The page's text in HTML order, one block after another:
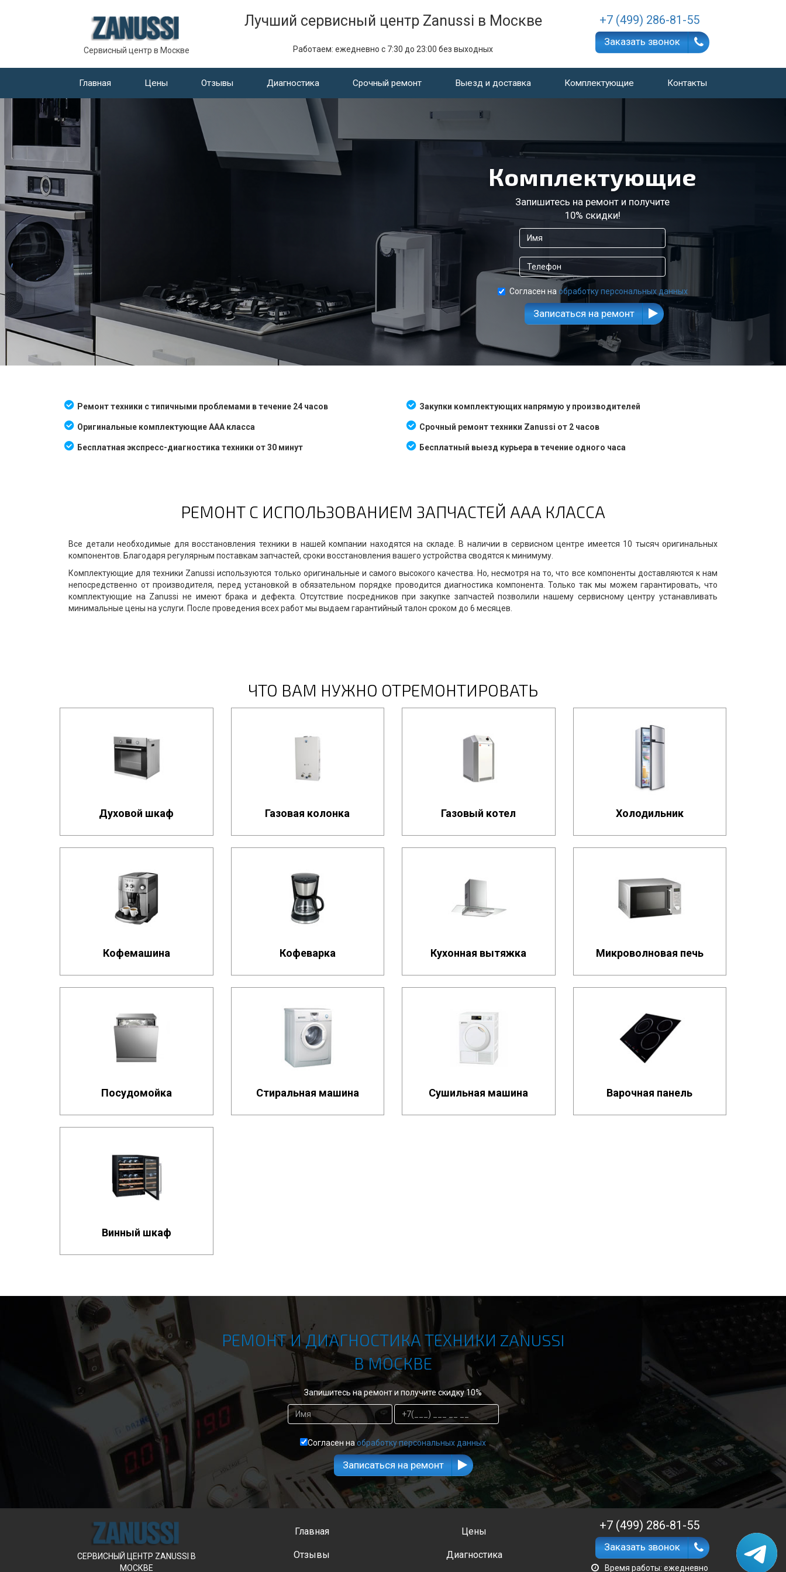
Сервисный центр в Москве
Лучший сервисный центр Zanussi в Москве
Работаем: ежедневно с 7:30 до 23:00 без выходных
+7 (499) 286-81-55
Заказать звонок
Главная Цены Отзывы Диагностика Срочный ремонт Выезд и доставка Комплектующие Контакты
Комплектующие
Запишитесь на ремонт и получите
10% скидки!
Согласен на обработку персональных данных
Записаться на ремонт
Ремонт техники с типичными проблемами в течение 24 часов
Оригинальные комплектующие AAA класса
Бесплатная экспресс-диагностика техники от 30 минут
Закупки комплектующих напрямую у производителей
Срочный ремонт техники Zanussi от 2 часов
Бесплатный выезд курьера в течение одного часа
РЕМОНТ С ИСПОЛЬЗОВАНИЕМ ЗАПЧАСТЕЙ ААА КЛАССА
Все детали необходимые для восстановления техники в нашей компании находятся на складе. В наличии в сервисном центре имеется 10 тысяч оригинальных
компонентов. Благодаря регулярным поставкам запчастей, сроки восстановления вашего устройства сводятся к минимуму.
Комплектующие для техники Zanussi используются только оригинальные и самого высокого качества. Но, несмотря на то, что все компоненты доставляются к нам
непосредственно от производителя, перед установкой в обязательном порядке проводится диагностика компонента. Только так мы можем гарантировать, что
комплектующие на Zanussi не имеют брака и дефекта. Отсутствие посредников при закупке запчастей позволили нашему сервисному центру устанавливать
минимальные цены на услуги. После проведения всех работ мы выдаем гарантийный талон сроком до 6 месяцев.
ЧТО ВАМ НУЖНО ОТРЕМОНТИРОВАТЬ
Духовой шкаф Газовая колонка Газовый котел Холодильник
Кофемашина Кофеварка Кухонная вытяжка Микроволновая печь
Посудомойка Стиральная машина Сушильная машина Варочная панель
Винный шкаф
РЕМОНТ И ДИАГНОСТИКА ТЕХНИКИ ZANUSSI
В МОСКВЕ
Запишитесь на ремонт и получите скидку 10%
Согласен наобработку персональных данных
Записаться на ремонт
СЕРВИСНЫЙ ЦЕНТР ZANUSSI В
МОСКВЕ
Главная Цены
Отзывы Диагностика
+7 (499) 286-81-55
Заказать звонок
Время работы: ежедневно